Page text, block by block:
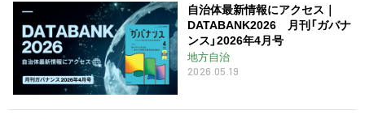
自治体最新情報にアクセス｜
DATABANK2026 月刊「ガバナ
ンス」2026年4月号
地方自治
2026.05.19